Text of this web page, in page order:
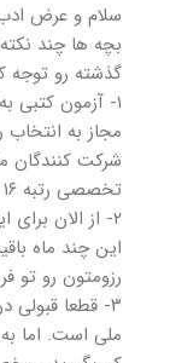
سلام و عرض
بچه ها چند
گذشته رو توجه
۱- آزمون کتبی
مجاز به
تخصصی رتبه ۱۶ در رشته مهندسی آوردم.
۲- از الان
این چند ماه
رزومتون رو تو
۳- قطعا قبولی
ملی است. اما